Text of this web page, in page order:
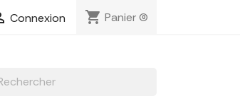
Connexion shopping_cart Panier(0)